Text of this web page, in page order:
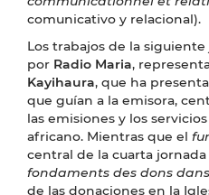
comunicativo y relacional).
Los trabajos de la
por Radio Maria,
Kayihaura, que ha
que guían a la emisora,
las emisiones y los
africano. Mientras que el
central de la cuarta
fondaments des dons dans
de las donaciones en la